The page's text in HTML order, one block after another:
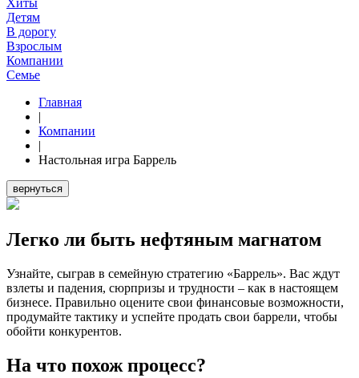
Хиты
Детям
В дорогу
Взрослым
Компании
Семье
Главная
|
Компании
|
Настольная игра Баррель
вернуться
Легко ли быть нефтяным магнатом
Узнайте, сыграв в семейную стратегию «Баррель». Вас ждут
взлеты и падения, сюрпризы и трудности – как в настоящем
бизнесе. Правильно оцените свои финансовые возможности,
продумайте тактику и успейте продать свои баррели, чтобы
обойти конкурентов.
На что похож процесс?